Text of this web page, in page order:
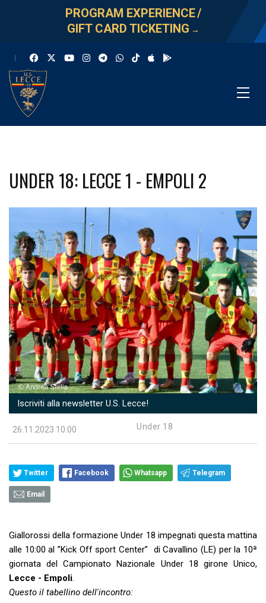
PROGRAM EXPERIENCE/
GIFT CARD TICKETING →
UNDER 18: LECCE 1 - EMPOLI 2
Iscriviti alla newsletter U.S. Lecce!
26.11.2023 10:00 Under 18
Twitter Facebook Whatsapp Telegram
Email
Giallorossi della formazione Under 18 impegnati questa mattina
alle 10:00 al ”Kick Off sport Center” di Cavallino (LE) per la 10ª
giornata del Campionato Nazionale Under 18 girone Unico,
Lecce - Empoli.
Questo il tabellino dell'incontro: